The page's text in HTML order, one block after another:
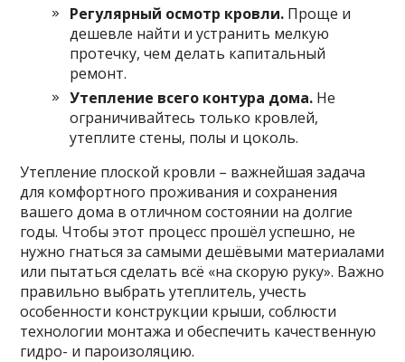
Регулярный осмотр кровли. Проще и
дешевле найти и устранить мелкую
протечку, чем делать капитальный
ремонт.
Утепление всего контура дома. Не
ограничивайтесь только кровлей,
утеплите стены, полы и цоколь.
Утепление плоской кровли – важнейшая задача
для комфортного проживания и сохранения
вашего дома в отличном состоянии на долгие
годы. Чтобы этот процесс прошёл успешно, не
нужно гнаться за самыми дешёвыми материалами
или пытаться сделать всё «на скорую руку». Важно
правильно выбрать утеплитель, учесть
особенности конструкции крыши, соблюсти
технологии монтажа и обеспечить качественную
гидро- и пароизоляцию.